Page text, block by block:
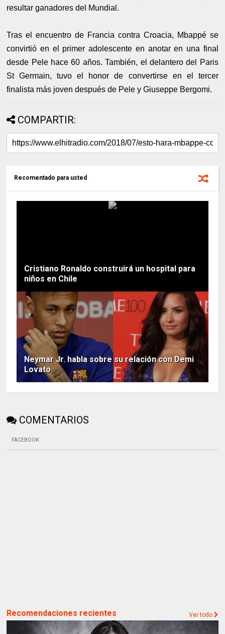
resultar ganadores del Mundial.
Tras el encuentro de Francia contra Croacia, Mbappé se
convirtió en el primer adolescente en anotar en una final
desde Pele hace 60 años. También, el delantero del Paris
St Germain, tuvo el honor de convertirse en el tercer
finalista más joven después de Pele y Giuseppe Bergomi.
COMPARTIR:
Recomentado para usted
Cristiano Ronaldo construirá un hospital para
niños en Chile
Neymar Jr. habla sobre su relación con Demi
Lovato
COMENTARIOS
FACEBOOK:
Recomendaciones recientes Ver todo